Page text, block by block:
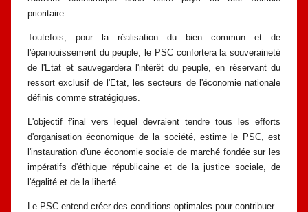
prioritaire.
Toutefois, pour la réalisation du bien commun et de
l'épanouissement dupeuple, le PSC confortera la souveraineté
de l'Etat et sauvegardera l'intérêt du peuple, en réservant du
ressort exclusif de l'Etat, les secteurs de l'économie nationale
définis comme stratégiques.
L'objectif f'inal vers lequel devraient tendre tous les efforts
d'organisationéconomique de la société, estime le PSC, est
l'instauration d'une économiesociale de marché fondée sur les
impératifs d'éthique républicaine et de lajustice sociale, de
l'égalité et de la liberté.
Le PSC entend créer des conditions optimales pour contribuer